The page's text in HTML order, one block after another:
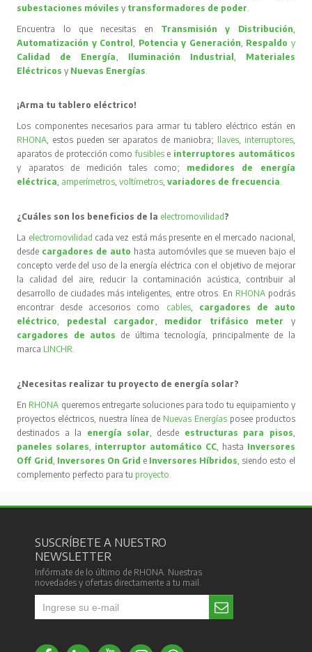
subestaciones móvilesy transformadores de poder
Encuentra lo que necesitas en Transmisión y Distribución
Automatización y Control
Potencia y Generación Respaldo y
Calidad de Energía
Iluminación Industrial
Materiales
Eléctricos y Nuevas Energías
¡Arma tu tablero eléctrico!
Los componentes necesarios para armar tu tablero eléctrico están en
RHONA , estos pueden ser aparatos de maniobra; llaves, interruptores,
aparatos de protección comofusibles e interruptores automáticos
y aparatos de medición tales como; medidores de energía
eléctrica amperímetros ,voltímetros ,variadores de frecuencia
¿Cuáles son los beneficios de la electromovilidad?
La electromovilidad cada vez está más presente en el mercado nacional,
desde cargadores de auto hasta automóviles que se mueven bajo el
concepto verde del uso de la energía eléctrica con el objetivo de mejorar
la calidad del aire, reducir la contaminación acústica, contribuir al
desarrollo de ciudades más inteligentes, entre otros. En RHONA podrás
encontrar desde accesorios como cables, cargadores de auto
eléctrico
pedestal cargador medidor trifásico meter
y
cargadores de autos de última tecnología, principalmente de la
marca LINCHR
¿Necesitas realizar tu proyecto de energía solar?
En RHONA queremos entregarte soluciones para todo tu equipamiento y
proyectos eléctricos, nuestra línea de Nuevas Energíasposee productos
destinados a la energía solar , desde estructuras para pisos
paneles solares
interruptor automático CC, hasta Inversores
Off Grid Inversores On Grid e Inversores Híbridos , siendo esto el
complemento perfecto para tu proyecto
SUSCRÍBETE A NUESTRO
NEWSLETTER
Infórmate de lo último de RHONA. Nuestras
novedades y ofertas directamente a tu mail.